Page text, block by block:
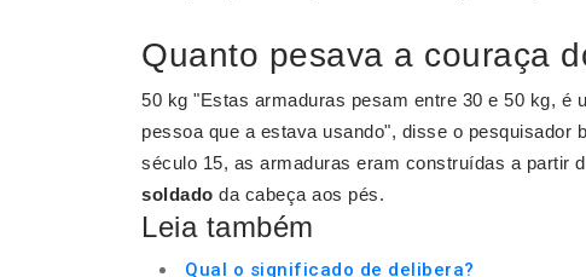
Quanto pesava a couraça
50 kg "Estas armaduras pesam entre 30 e 50 kg, é
pessoa que a estava usando", disse o pesquisador
século 15, as armaduras eram construídas a partir
soldado da cabeça aos pés.
Leia também
Qual o significado de delibera?